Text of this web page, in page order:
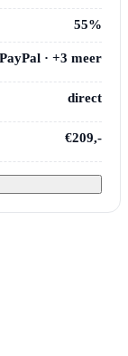
55%
· +3 meer
direct
€209,-